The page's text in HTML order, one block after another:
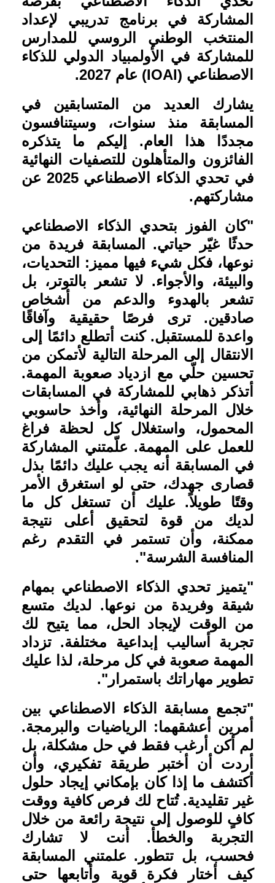
المشاركة في برنامج تدريبي لإعداد
المنتخب الوطني الروسي للمدارس
للمشاركة في الأولمبياد الدولي للذكاء
الاصطناعي (IOAI) عام 2027
.
يشارك العديد من المتسابقين في
المسابقة منذ سنوات، وسيتنافسون
مجددًا هذا العام. إليكم ما يتذكره
الفائزون والمتأهلون للتصفيات النهائية
في تحدي الذكاء الاصطناعي 2025 عن
مشاركتهم.
"كان الفوز بتحدي الذكاء الاصطناعي
حدثًا غيّر حياتي. المسابقة فريدة من
نوعها، فكل شيء فيها مميز: التحديات،
والبيئة، والأجواء. لا تشعر بالتوتر، بل
تشعر بالهدوء والدعم من أشخاص
صادقين. ترى فرصًا حقيقية وآفاقًا
واعدة للمستقبل. كنت أتطلع دائمًا إلى
الانتقال إلى المرحلة التالية لأتمكن من
تحسين حلّي مع ازدياد صعوبة المهمة.
أتذكر ذهابي للمشاركة في المسابقات
خلال المرحلة النهائية، وأخذ حاسوبي
المحمول، واستغلال كل لحظة فراغ
للعمل على المهمة. علّمتني المشاركة
في المسابقة أنه يجب عليك دائمًا بذل
قصارى جهدك، حتى لو استغرق الأمر
وقتًا طويلاً. عليك أن تستغل كل ما
لديك من قوة لتحقيق أعلى نتيجة
ممكنة، وأن تستمر في التقدم رغم
المنافسة الشرسة."
"يتميز تحدي الذكاء الاصطناعي بمهام
شيقة وفريدة من نوعها. لديك متسع
من الوقت لإيجاد الحل، مما يتيح لك
تجربة أساليب إبداعية مختلفة. تزداد
المهمة صعوبة في كل مرحلة، لذا عليك
تطوير مهاراتك باستمرار ."
"تجمع مسابقة الذكاء الاصطناعي بين
أمرين أعشقهما: الرياضيات والبرمجة.
لم أكن أرغب فقط في حل مشكلة، بل
أردت أن أختبر طريقة تفكيري، وأن
أكتشف ما إذا كان بإمكاني إيجاد حلول
غير تقليدية. تُتاح لك فرص كافية ووقت
كافٍ للوصول إلى نتيجة رائعة من خلال
التجربة والخطأ. أنت لا تشارك
فحسب، بل تتطور. علمتني المسابقة
كيف أختار فكرة قوية وأتابعها حتى